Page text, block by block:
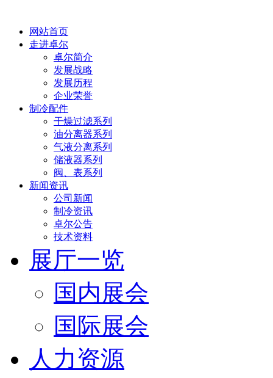
网站首页
走进卓尔
卓尔简介
发展战略
发展历程
企业荣誉
制冷配件
干燥过滤系列
油分离器系列
气液分离系列
储液器系列
阀、表系列
新闻资讯
公司新闻
制冷资讯
卓尔公告
技术资料
展厅一览
国内展会
国际展会
人力资源